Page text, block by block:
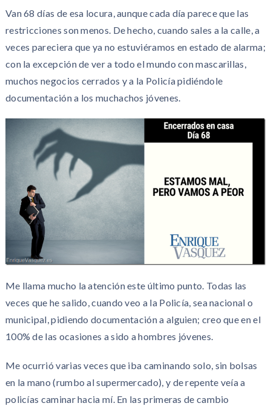
Van 68 días de esa locura, aunque cada día parece que las
restricciones son menos. De hecho, cuando sales a la calle, a
veces pareciera que ya no estuviéramos en estado de alarma;
con la excepción de ver a todo el mundo con mascarillas,
muchos negocios cerrados y a la Policía pidiéndole
documentación a los muchachos jóvenes.
Me llama mucho la atención este último punto. Todas las
veces que he salido, cuando veo a la Policía, sea nacional o
municipal, pidiendo documentación a alguien; creo que en el
100% de las ocasiones a sido a hombres jóvenes.
Me ocurrió varias veces que iba caminando solo, sin bolsas
en la mano (rumbo al supermercado), y de repente veía a
policías caminar hacia mí. En las primeras de cambio